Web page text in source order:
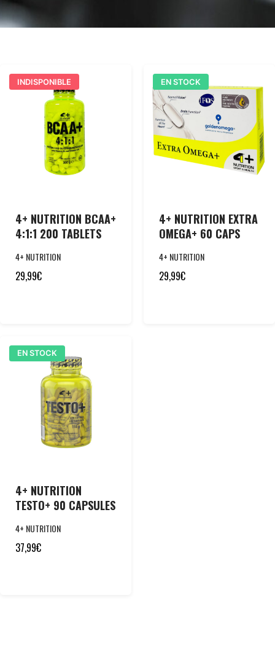
INDISPONIBLE
4+ NUTRITION BCAA+
4:1:1 200 TABLETS
4+ NUTRITION
29,99€
EN STOCK
4+ NUTRITION EXTRA
OMEGA+ 60 CAPS
4+ NUTRITION
29,99€
EN STOCK
4+ NUTRITION
TESTO+ 90 CAPSULES
4+ NUTRITION
37,99€